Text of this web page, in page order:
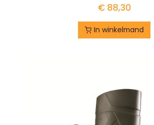
€ 88,30
In winkelmand